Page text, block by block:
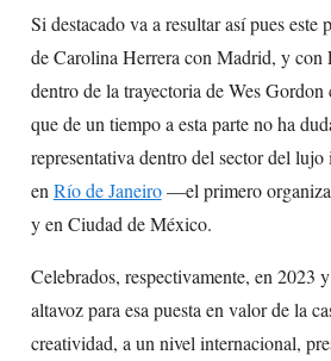
Si destacado va a resultar así pues
de Carolina Herrera con Madrid, y con
dentro de la trayectoria de Wes
que de un tiempo a esta parte no ha
representativa dentro del sector del
en Río de Janeiro—el primero
y en Ciudad de México.
Celebrados, respectivamente, en 2023
altavoz para esa puesta en valor de la
creatividad, a un nivel internacional,